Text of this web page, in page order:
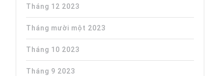
Tháng 12 2023
Tháng mười một 2023
Tháng 10 2023
Tháng 9 2023